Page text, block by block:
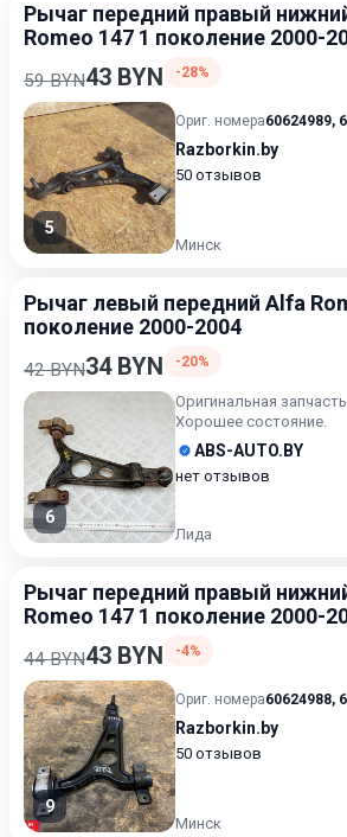
Рычаг передний правый
Romeo 147 1 поколение 2000-
59 BYN43 BYN -28%
5
Ориг. номера60624989,
Razborkin.by
50 отзывов
Минск
Рычаг левый передний Alfa
поколение 2000-2004
42 BYN34 BYN -20%
6
Оригинальная
Хорошее состояние.
ABS-AUTO.BY
нет отзывов
Лида
Рычаг передний правый
Romeo 147 1 поколение 2000-
44 BYN43 BYN -4%
9
Ориг. номера60624988,
Razborkin.by
50 отзывов
Минск